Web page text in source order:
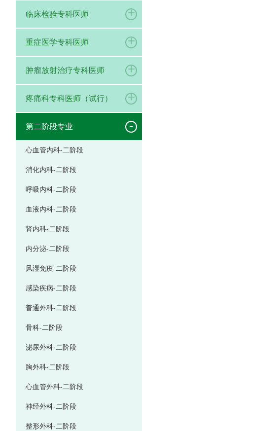
临床检验专科医师 +
重症医学专科医师 +
肿瘤放射治疗专科医师 +
疼痛科专科医师（试行） +
第二阶段专业 -
心血管内科-二阶段
消化内科-二阶段
呼吸内科-二阶段
血液内科-二阶段
肾内科-二阶段
内分泌-二阶段
风湿免疫-二阶段
感染疾病-二阶段
普通外科-二阶段
骨科-二阶段
泌尿外科-二阶段
胸外科-二阶段
心血管外科-二阶段
神经外科-二阶段
整形外科-二阶段